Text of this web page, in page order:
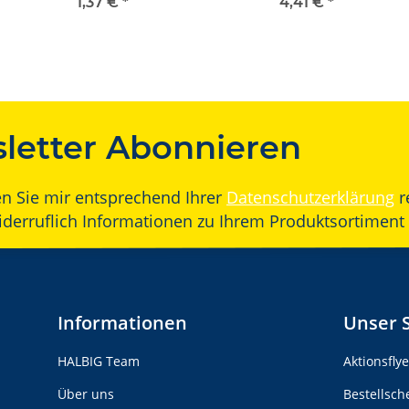
Abonnieren
Sie mir entsprechend Ihrer Datenschutzerklärung
Informationen zu Ihrem Produktsortiment
Informationen
HALBIG Team
Über uns
Unser